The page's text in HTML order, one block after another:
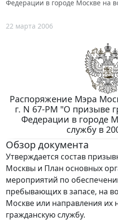
Федерации в городе Москве на
22 марта 2006
Распоряжение Мэра
г. N 67-РМ "О призыве
Федерации в городе
службу в
Обзор документа
Утверждается состав
Москвы и План основных
мероприятий по
пребывающих в запасе, на
Москве или направления их
гражданскую службу.